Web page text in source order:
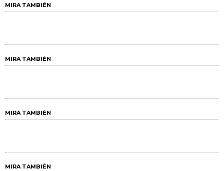
MIRA TAMBIÉN
MIRA TAMBIÉN
MIRA TAMBIÉN
MIRA TAMBIÉN